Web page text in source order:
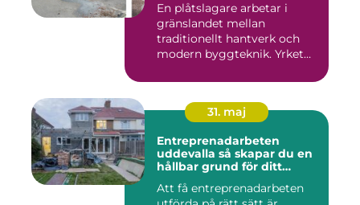
En plåtslagare arbetar i
gränslandet mellan
traditionellt hantverk och
modern byggteknik. Yrket
31. maj
Entreprenadarbeten
uddevalla så skapar du en
hållbar grund för ditt
Att få entreprenadarbeten